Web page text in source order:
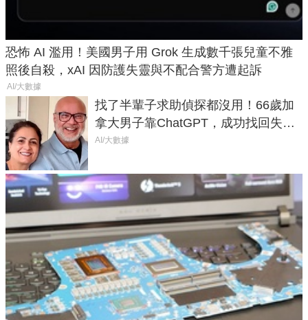
恐怖 AI 濫用！美國男子用 Grok 生成數千張兒童不雅
照後自殺，xAI 因防護失靈與不配合警方遭起訴
AI/大數據
找了半輩子求助偵探都沒用！66歲加
拿大男子靠ChatGPT，成功找回失散
50年家人
AI/大數據